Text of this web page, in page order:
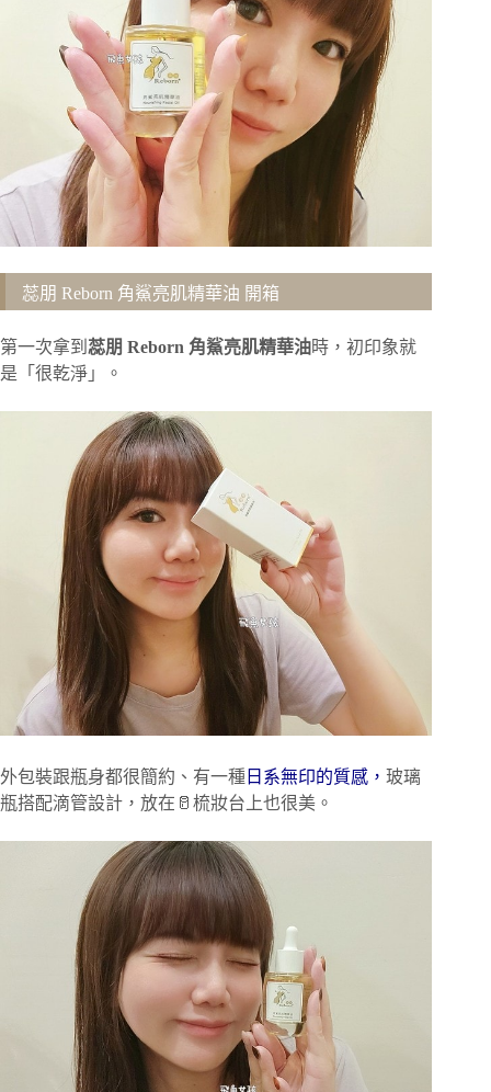
蕊朋 Reborn 角鯊亮肌精華油 開箱
第一次拿到 蕊朋 Reborn 角鯊亮肌精華油時，初印象就
是「很乾淨」。
外包裝跟瓶身都很簡約、有一種 日系無印的質感， 玻璃
瓶搭配滴管設計，放在🥛梳妝台上也很美。